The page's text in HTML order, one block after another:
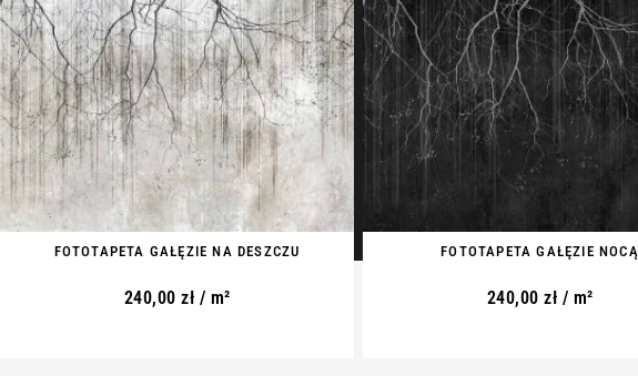
FOTOTAPETA GAŁĘZIE NA DESZCZU
240,00 zł / m²
FOTOTAPETA GAŁĘZIE NOCĄ
240,00 zł / m²